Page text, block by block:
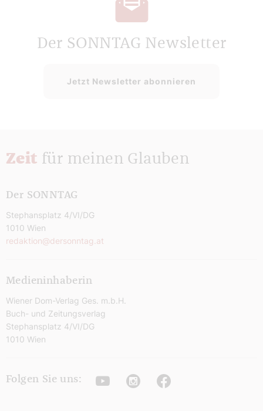
Der SONNTAG Newsletter
Jetzt Newsletter abonnieren
Zeit für meinen Glauben
Der SONNTAG
Stephansplatz 4/VI/DG
1010 Wien
redaktion@dersonntag.at
Medieninhaberin
Wiener Dom-Verlag Ges. m.b.H.
Buch- und Zeitungsverlag
Stephansplatz 4/VI/DG
1010 Wien
Folgen Sie uns: YoutubeInstagramFacebook